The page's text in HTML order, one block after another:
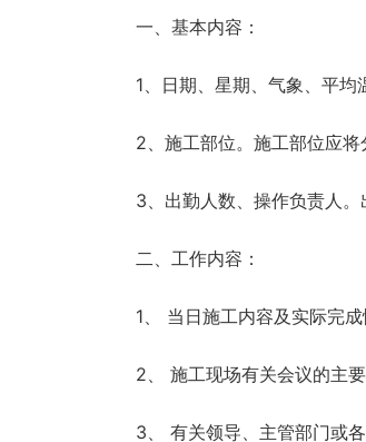
一、基本内容：
1、日期、星期、气象、平
2、施工部位。施工部位应将
3、出勤人数、操作负责人。
二、工作内容：
1、 当日施工内容及实际完成
2、 施工现场有关会议的主要
3、 有关领导、主管部门或